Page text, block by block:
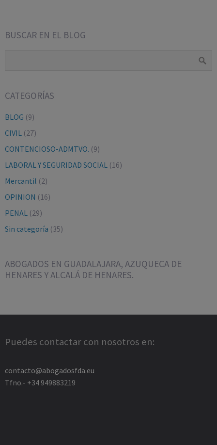
BUSCAR EN EL BLOG
CATEGORÍAS
BLOG (9)
CIVIL (27)
CONTENCIOSO-ADMTVO. (9)
LABORAL Y SEGURIDAD SOCIAL (16)
Mercantil (2)
OPINION (16)
PENAL (29)
Sin categoría (35)
ABOGADOS EN GUADALAJARA, AZUQUECA DE
HENARES Y ALCALÁ DE HENARES.
Puedes contactar con nosotros en:
contacto@abogadosfda.eu
Tfno.- +34 949883219